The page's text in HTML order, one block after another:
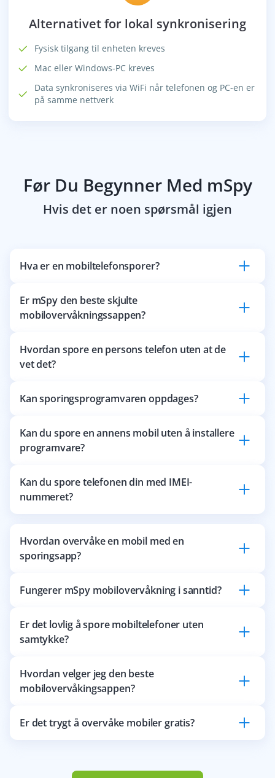
Alternativet for lokal synkronisering
Fysisk tilgang til enheten kreves
Mac eller Windows-PC kreves
Data synkroniseres via WiFi når telefonen og PC-en er
på samme nettverk
Før Du Begynner Med mSpy
Hvis det er noen spørsmål igjen
Hva er en mobiltelefonsporer?
Er mSpy den beste skjulte
mobilovervåkningssappen?
Hvordan spore en persons telefon uten at de
vet det?
Kan sporingsprogramvaren oppdages?
Kan du spore en annens mobil uten å installere
programvare?
Kan du spore telefonen din med IMEI-
nummeret?
Hvordan overvåke en mobil med en
sporingsapp?
Fungerer mSpy mobilovervåkning i sanntid?
Er det lovlig å spore mobiltelefoner uten
samtykke?
Hvordan velger jeg den beste
mobilovervåkingsappen?
Er det trygt å overvåke mobiler gratis?